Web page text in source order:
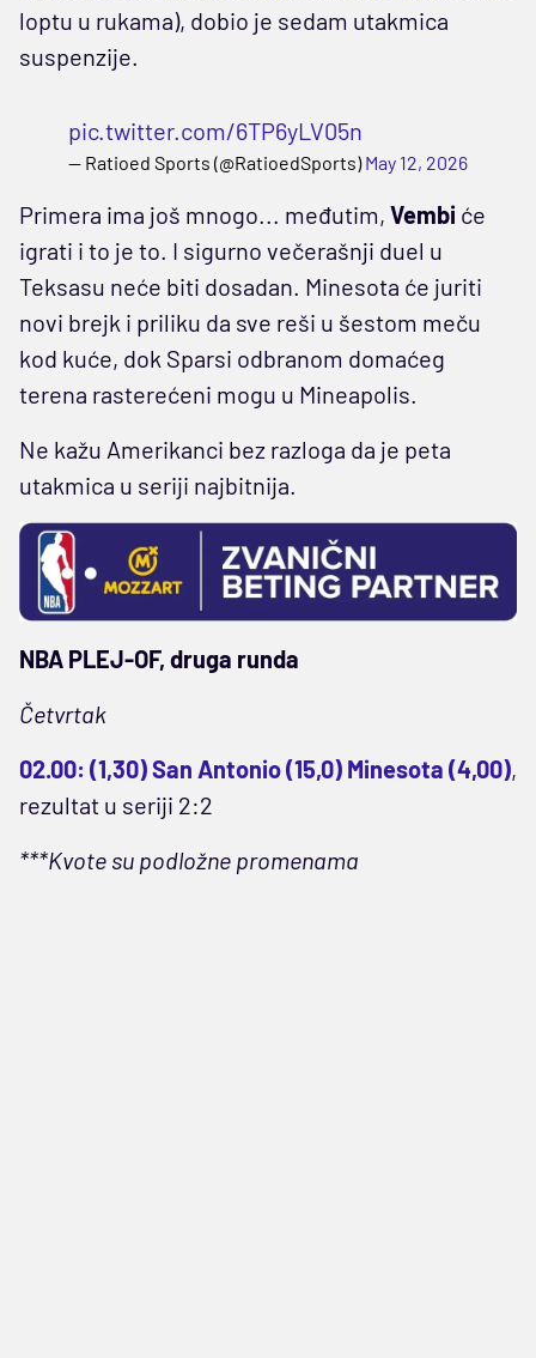
loptu u rukama), dobio je sedam utakmica
suspenzije.
pic.twitter.com/6TP6yLV05n
— Ratioed Sports (@RatioedSports)May 12, 2026
Primera ima još mnogo... međutim, Vembi će
igrati i to je to. I sigurno večerašnji duel u
Teksasu neće biti dosadan. Minesota će juriti
novi brejk i priliku da sve reši u šestom meču
kod kuće, dok Sparsi odbranom domaćeg
terena rasterećeni mogu u Mineapolis.
Ne kažu Amerikanci bez razloga da je peta
utakmica u seriji najbitnija.
NBA PLEJ-OF, druga runda
Četvrtak
02.00: (1,30) San Antonio (15,0) Minesota (4,00),
rezultat u seriji 2:2
***Kvote su podložne promenama